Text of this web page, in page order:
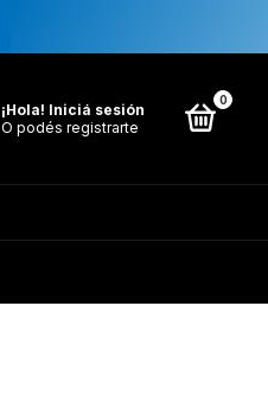
¡Hola! Iniciá sesión
O podés registrarte
0